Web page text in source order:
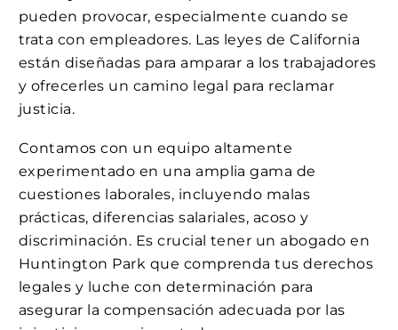
pueden provocar, especialmente cuando se
trata con empleadores. Las leyes de California
están diseñadas para amparar a los trabajadores
y ofrecerles un camino legal para reclamar
justicia.
Contamos con un equipo altamente
experimentado en una amplia gama de
cuestiones laborales, incluyendo malas
prácticas, diferencias salariales, acoso y
discriminación. Es crucial tener un abogado en
Huntington Park que comprenda tus derechos
legales y luche con determinación para
asegurar la compensación adecuada por las